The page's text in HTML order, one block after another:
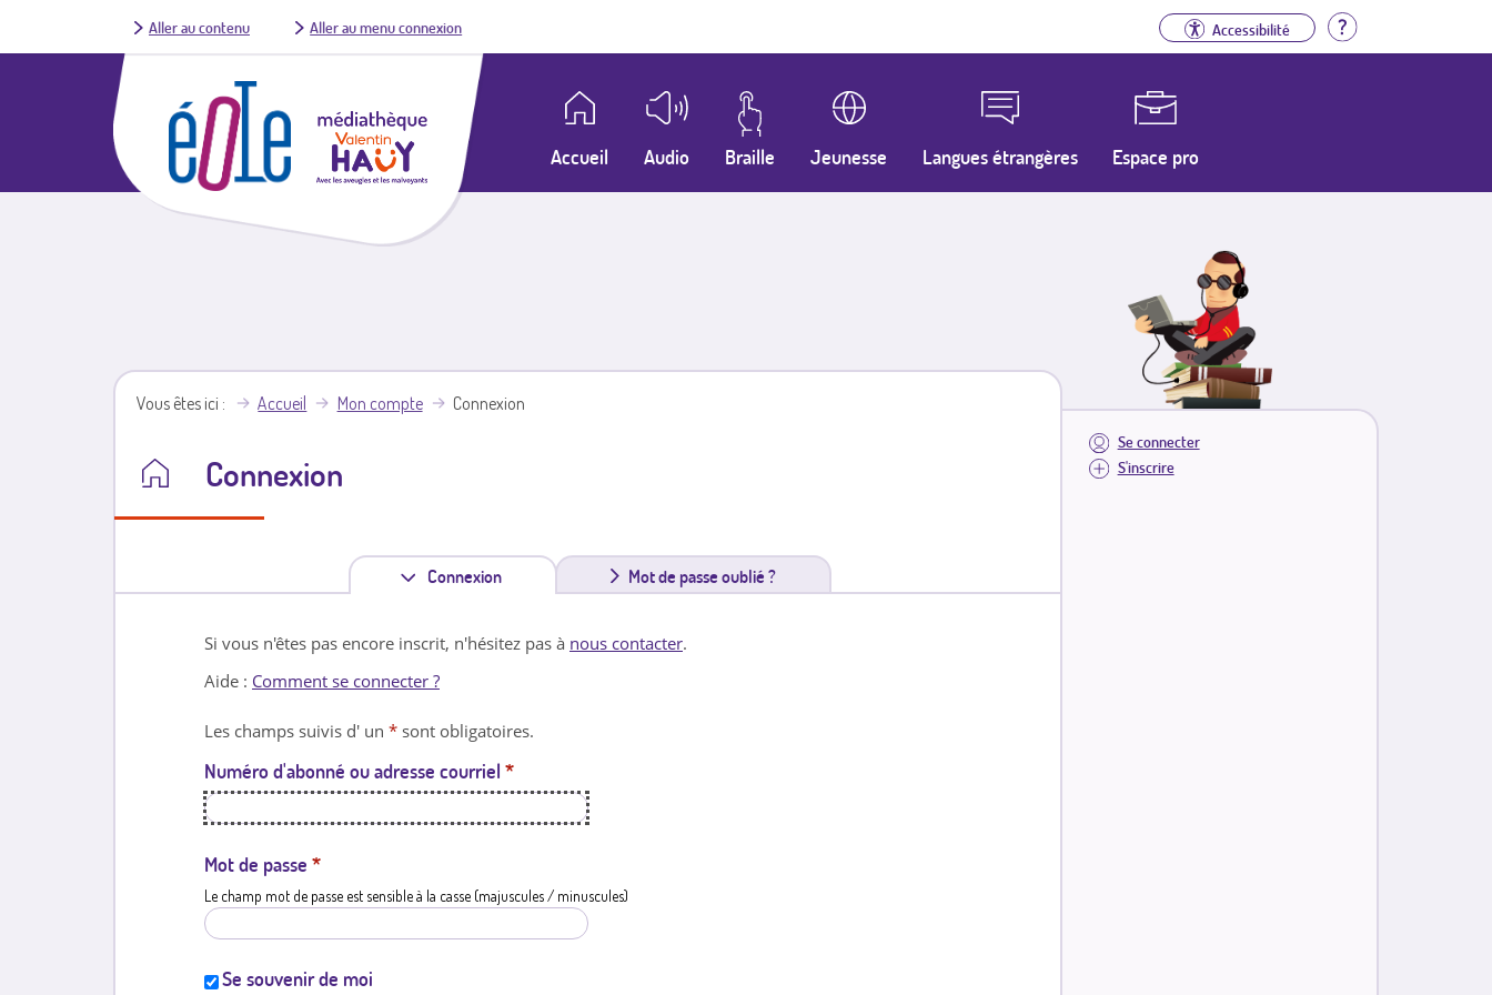
Aller au contenu Aller au menu connexion Accessibilité Aide
Accueil Audio Braille Jeunesse Langues étrangères Espace pro
Se connecter
S'inscrire
Vous êtes ici Accueil Mon compte Connexion
Connexion
Connexion
n
l
e
Mot de passe oublié ?
Si vous n'êtes pas encore inscrit, n'hésitez pas à nous contacter.
Aide : Comment se connecter ?
Les champs suivis d' un * sont obligatoires.
Numéro d'abonné ou adresse courriel *
Mot de passe *
Le champ mot de passe est sensible à la casse (majuscules / minuscules)
Se souvenir de moi